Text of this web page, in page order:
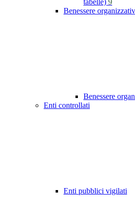
tabelle) 9
Benessere
Benessere
Enti controllati
Enti pubblici vigilati